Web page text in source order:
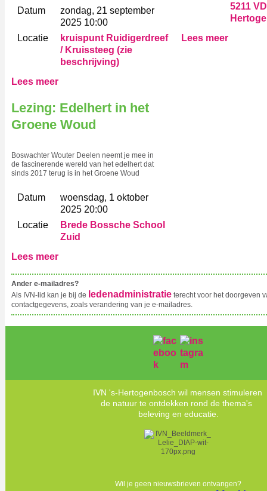
Datum
zondag, 21 september
2025 10:00
Locatie
kruispunt Ruidigerdreef
/ Kruissteeg (zie
beschrijving)
Lees meer
5211
Lees meer
Lezing: Edelhert in het
Groene Woud
Boswachter Wouter Deelen neemt je mee in
de fascinerende wereld van het edelhert dat
sinds 2017 terug is in het Groene Woud
Datum
woensdag, 1 oktober
2025 20:00
Locatie
Brede Bossche School
Zuid
Lees meer
‍Ander e-mailadres?
Als IVN-lid kan je bij de ledenadministratie terecht voor het doorgeven
contactgegevens, zoals verandering van je e-mailadres.
IVN 's-Hertogenbosch wil mensen stimuleren
de natuur te ontdekken rond de thema's
beleving en educatie.
Wil je geen nieuwsbrieven ontvangen?